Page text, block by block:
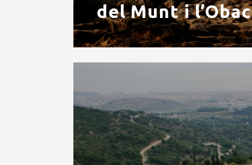
del Munt i l’Obac